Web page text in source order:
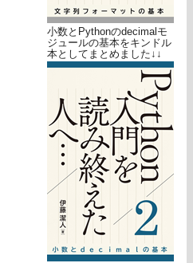
小数とPythonのdecimalモ
ジュールの基本をキンドル
本としてまとめました↓↓